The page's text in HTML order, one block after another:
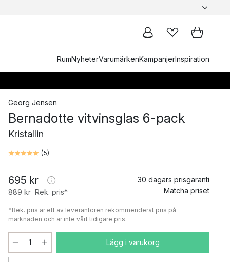
RumNyheterVarumärkenKampanjerInspiration
Georg Jensen
Bernadotte vitvinsglas 6-pack
Kristallin
(5)
695 kr
889 kr Rek. pris*
30 dagars prisgaranti
Matcha priset
*Rek. pris är ett av leverantören rekommenderat pris på
marknaden och är inte vårt tidigare pris.
Lägg i varukorg